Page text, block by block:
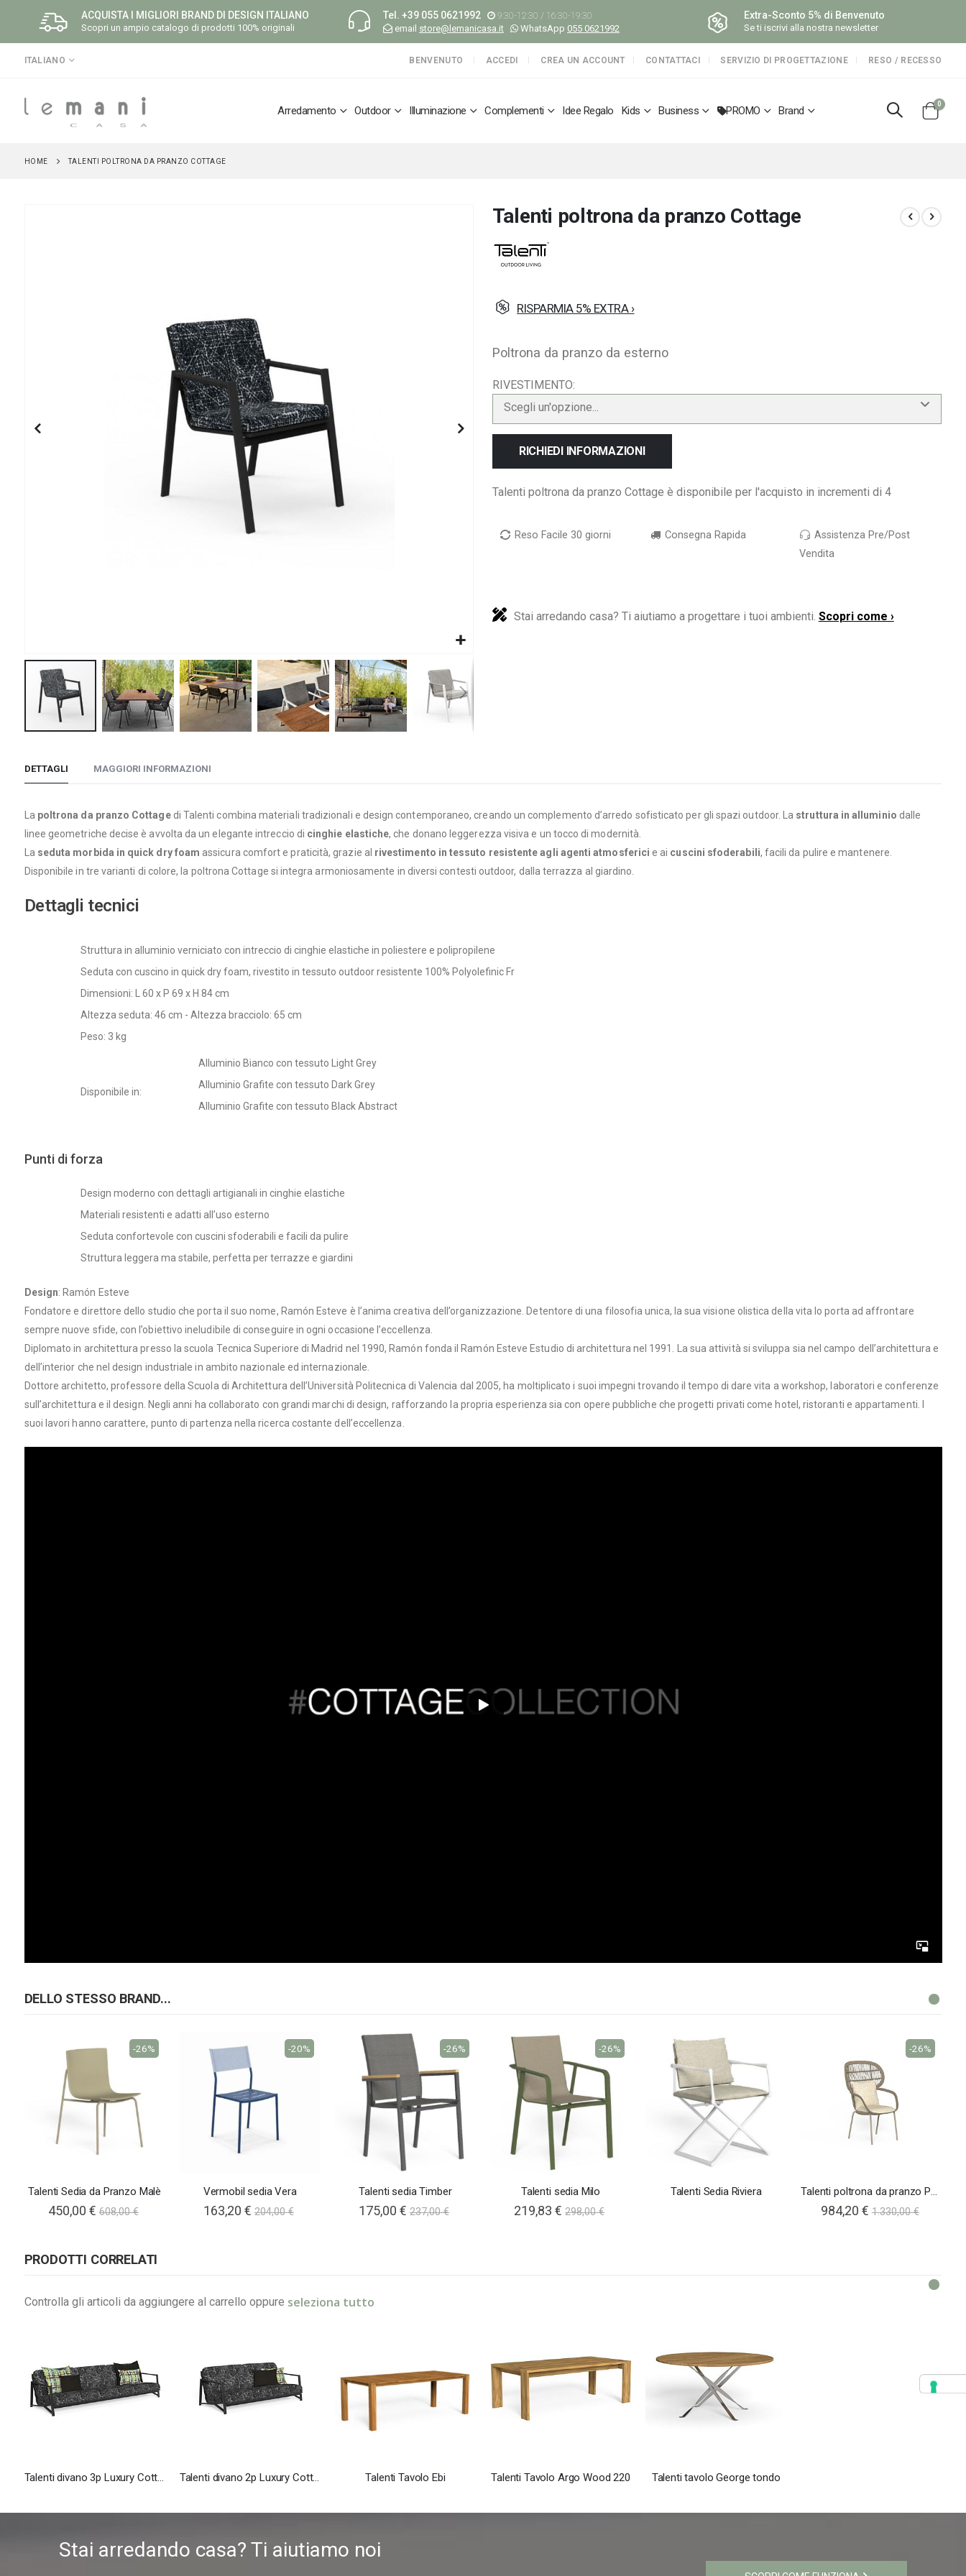
ACQUISTA I MIGLIORI BRAND DI DESIGN ITALIANO
Scopri un ampio catalogo di prodotti 100% originali
Tel. +39 055 0621992
9:30-12:30 / 16:30-19:30
email store@lemanicasa.it WhatsApp 055 0621992
Extra-Sconto 5% di Benvenuto
Se ti iscrivi alla nostra newsletter
LINGUA
ITALIANO BENVENUTO ACCEDI CREA UN ACCOUNT CONTATTACI SERVIZIO DI PROGETTAZIONE RESO / RECESSO
Arredamento Outdoor Illuminazione Complementi Idee Regalo Kids Business PROMO Brand
Cart
0
HOME TALENTI POLTRONA DA PRANZO COTTAGE
della
di
immagini
Talenti poltrona da pranzo Cottage
RISPARMIA 5% EXTRA ›
Poltrona da pranzo da esterno
RIVESTIMENTO
Scegli un'opzione...
RICHIEDI INFORMAZIONI
Talenti poltrona da pranzo Cottage è disponibile per l'acquisto in incrementi di 4
Reso Facile 30 giorni Consegna Rapida
Assistenza Pre/Post
Vendita
Stai arredando casa? Ti aiutiamo a progettare i tuoi ambienti. Scopri come ›
DETTAGLI
La poltrona da pranzo Cottagedi Talenti combina materiali tradizionali e design contemporaneo, creando un complemento d’arredo sofisticato per gli spazi outdoor. La struttura in alluminio dalle
linee geometriche decise è avvolta da un elegante intreccio di cinghie elastiche, che donano leggerezza visiva e un tocco di modernità.
La seduta morbida in quick dry foam assicura comfort e praticità, grazie al rivestimento in tessuto resistente agli agenti atmosferici e ai cuscini sfoderabili, facili da pulire e mantenere.
Disponibile in tre varianti di colore, la poltrona Cottage si integra armoniosamente in diversi contesti outdoor, dalla terrazza al giardino.
Dettagli tecnici
Struttura in alluminio verniciato con intreccio di cinghie elastiche in poliestere e polipropilene
Seduta con cuscino in quick dry foam, rivestito in tessuto outdoor resistente 100% Polyolefinic Fr
Dimensioni: L 60 x P 69 x H 84 cm
Altezza seduta: 46 cm - Altezza bracciolo: 65 cm
Peso: 3 kg
Disponibile in:
Alluminio Bianco con tessuto Light Grey
Alluminio Grafite con tessuto Dark Grey
Alluminio Grafite con tessuto Black Abstract
Punti di forza
Design moderno con dettagli artigianali in cinghie elastiche
Materiali resistenti e adatti all’uso esterno
Seduta confortevole con cuscini sfoderabili e facili da pulire
Struttura leggera ma stabile, perfetta per terrazze e giardini
Design: Ramón Esteve
Fondatore e direttore dello studio che porta il suo nome, Ramón Esteve è l’anima creativa dell’organizzazione. Detentore di una filosofia unica, la sua visione olistica della vita lo porta ad affrontare
sempre nuove sfide, con l’obiettivo ineludibile di conseguire in ogni occasione l’eccellenza.
Diplomato in architettura presso la scuola Tecnica Superiore di Madrid nel 1990, Ramón fonda il Ramón Esteve Estudio di architettura nel 1991. La sua attività si sviluppa sia nel campo dell’architettura e
dell’interior che nel design industriale in ambito nazionale ed internazionale.
Dottore architetto, professore della Scuola di Architettura dell’Università Politecnica di Valencia dal 2005, ha moltiplicato i suoi impegni trovando il tempo di dare vita a workshop, laboratori e conferenze
sull’architettura e il design. Negli anni ha collaborato con grandi marchi di design, rafforzando la propria esperienza sia con opere pubbliche che progetti privati come hotel, ristoranti e appartamenti. I
suoi lavori hanno carattere, punto di partenza nella ricerca costante dell’eccellenza.
MAGGIORI INFORMAZIONI
DELLO STESSO BRAND...
Talenti Sedia da Pranzo Malè
450,00 € 608,00 €
-26%
Vermobil sedia Vera
163,20 € 204,00 €
-20%
Talenti sedia Timber
175,00 € 237,00 €
-26%
Talenti sedia Milo
219,83 € 298,00 €
-26%
Talenti Sedia Riviera Talenti poltrona da pranzo Panama schienale alto
984,20 € 1.330,00 €
-26%
PRODOTTI CORRELATI
Controlla gli articoli da aggiungere al carrello oppure seleziona tutto
Talenti divano 3p Luxury Cottage Talenti divano 2p Luxury Cottage Talenti Tavolo Ebi Talenti Tavolo Argo Wood 220 Talenti tavolo George tondo
Stai arredando casa? Ti aiutiamo noi